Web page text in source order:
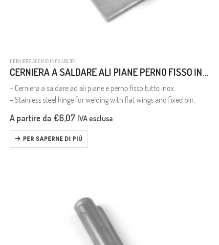
CERNIERE ACCIAIO INOX AISI 304
CERNIERA A SALDARE ALI PIANE PERNO FISSO INOX AISI 304
– Cerniera a saldare ad ali piane e perno fisso tutto inox.
– Stainless steel hinge for welding with flat wings and fixed pin.
A partire da €6,07 IVA esclusa
PER SAPERNE DI PIÙ